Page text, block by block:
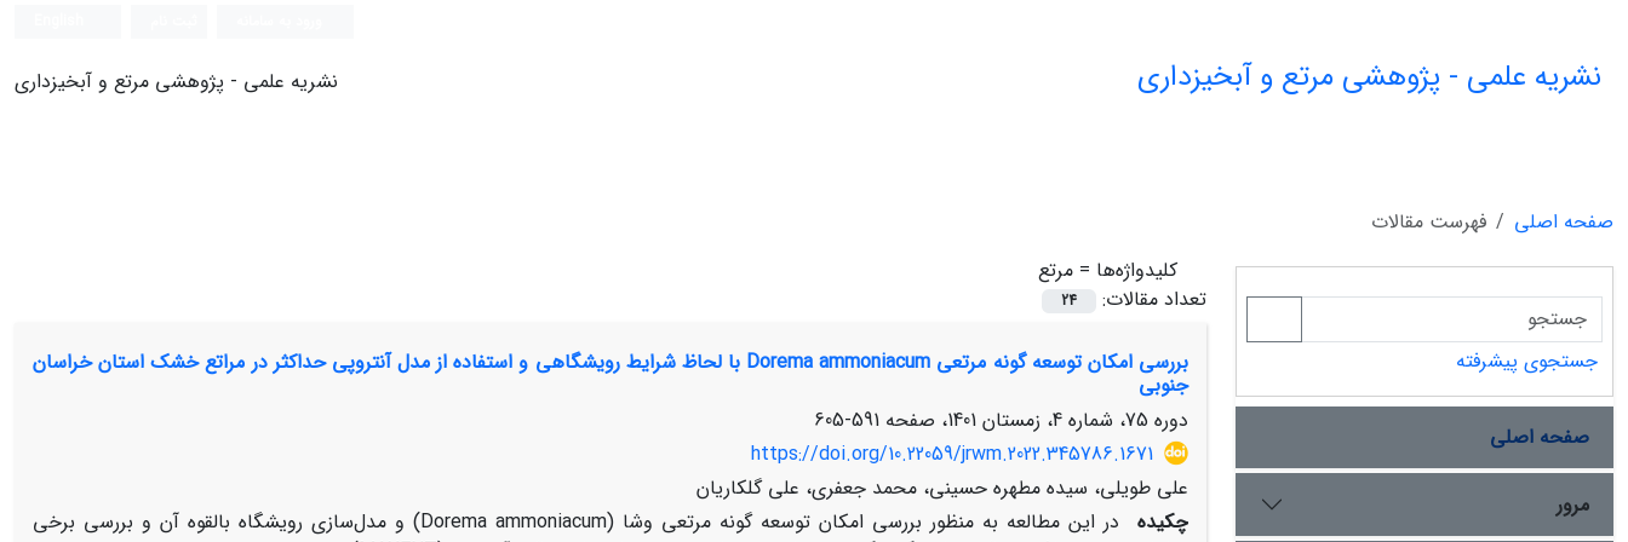
نشریه علمی - پژوهشی مرتع و آبخیزداری نشریه علمی - پژوهشی مرتع و آبخیزداری
صفحه اصلی
فهرست مقالات
کلیدواژه‌ها = مرتع
تعداد مقالات:
24
بررسی امکان توسعه گونه مرتعی Dorema ammoniacum با لحاظ شرایط رویشگاهی و استفاده از مدل آنتروپی حداکثر در مراتع خشک استان خراسان
جنوبی
دوره 75، شماره 4، زمستان 1401، صفحه
591-605
https://doi.org/10.22059/jrwm.2022.345786.1671
علی طویلی، سیده مطهره حسینی، محمد جعفری، علی گلکاریان
چکیده
در این مطالعه به منظور بررسی امکان توسعه گونه مرتعی وشا (Dorema ammoniacum) و مدل‌سازی رویشگاه بالقوه آن و بررسی برخی
جستجوی پیشرفته
صفحه اصلی
مرور